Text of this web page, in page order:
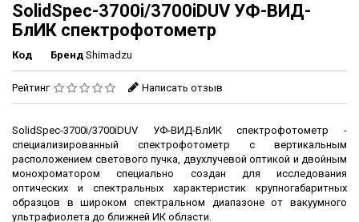
SolidSpec-3700i/3700iDUV УФ-ВИД-
БлИК спектрофотометр
Код Бренд Shimadzu
Рейтинг Написать отзыв
SolidSpec-3700i/3700iDUV УФ-ВИД-БлИК спектрофотометр -
cпециализированный спектрофотометр с вертикальным
расположением светового пучка, двухлучевой оптикой и двойным
монохроматором специально создан для исследования
оптических и спектральных характеристик крупногабаритных
образцов в широком спектральном диапазоне от вакуумного
ультрафиолета до ближней ИК области.